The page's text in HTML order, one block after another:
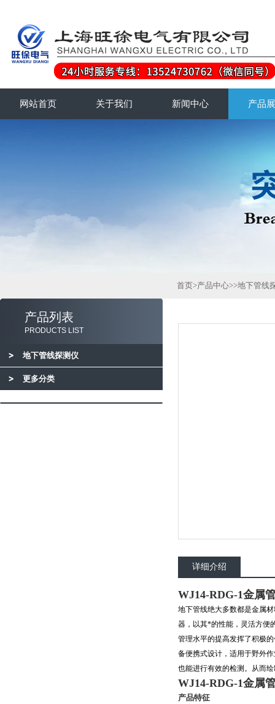
网站首页 关于我们 新闻中心 产品
产品列表
PRODUCTS LIST
地下管线探测仪
更多分类
首页>产品中心>>地下管线
详细介绍
WJ14-RDG-1金属
地下管线绝大多数都是金属
器，以其*的性能，灵活方便
管理水平的提高发挥了积极
备便携式设计，适用于野外
也能进行有效的检测。从而
WJ14-RDG-1金属
产品特征